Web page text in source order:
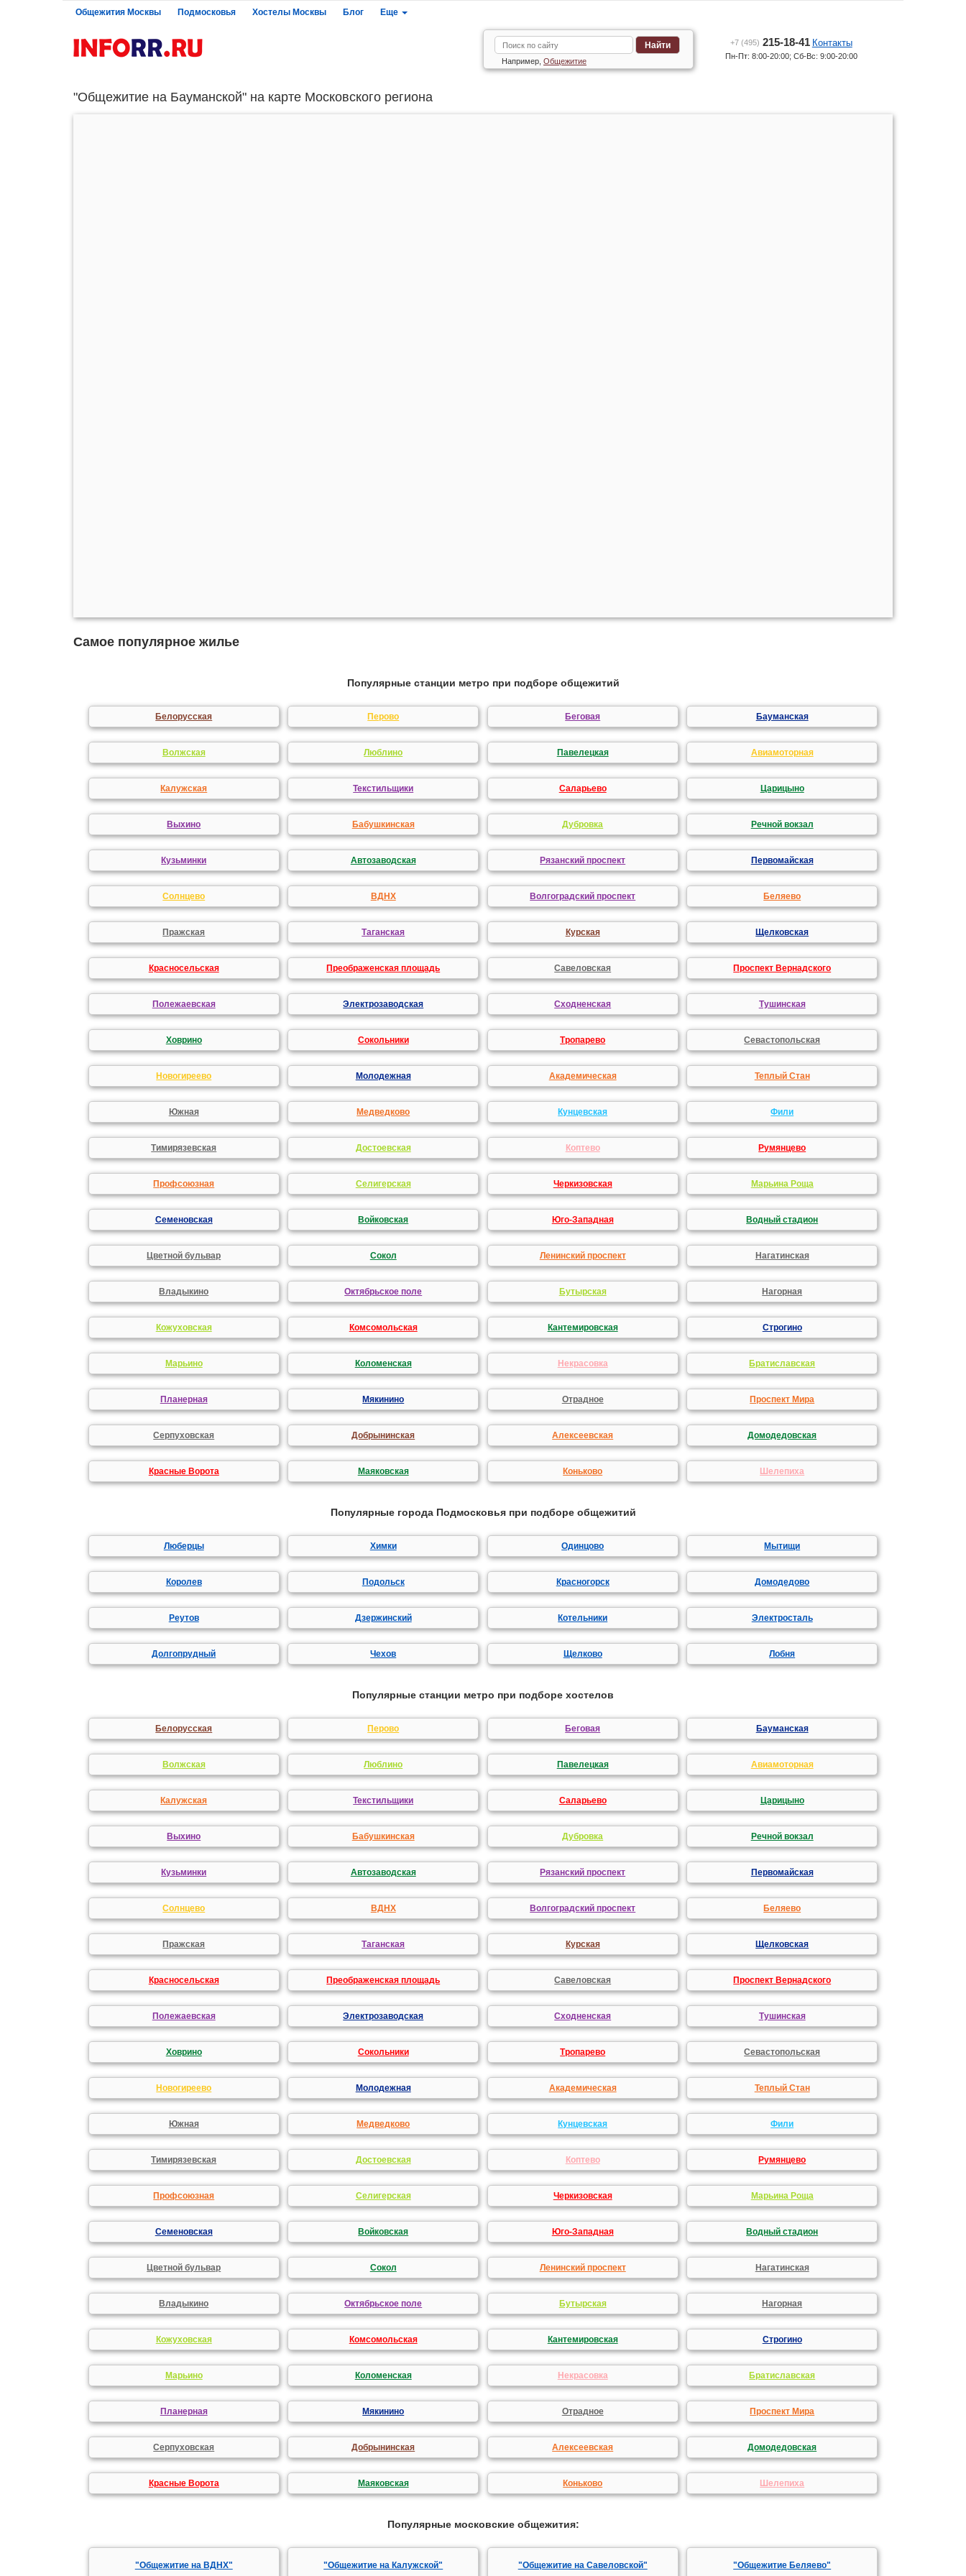
Общежития Москвы Подмосковья Хостелы Москвы Блог Еще
Найти
Например, Общежитие
+7 (495) 215-18-41 Контакты
Пн-Пт: 8:00-20:00; Сб-Вс: 9:00-20:00
"Общежитие на Бауманской" на карте Московского региона
Самое популярное жилье
Популярные станции метро при подборе общежитий
Белорусская Перово Беговая Бауманская
Волжская Люблино Павелецкая Авиамоторная
Калужская Текстильщики Саларьево Царицыно
Выхино Бабушкинская Дубровка Речной вокзал
Кузьминки Автозаводская Рязанский проспект Первомайская
Солнцево ВДНХ Волгоградский проспект Беляево
Пражская Таганская Курская Щелковская
Красносельская Преображенская площадь Савеловская Проспект Вернадского
Полежаевская Электрозаводская Сходненская Тушинская
Ховрино Сокольники Тропарево Севастопольская
Новогиреево Молодежная Академическая Теплый Стан
Южная Медведково Кунцевская Фили
Тимирязевская Достоевская Коптево Румянцево
Профсоюзная Селигерская Черкизовская Марьина Роща
Семеновская Войковская Юго-Западная Водный стадион
Цветной бульвар Сокол Ленинский проспект Нагатинская
Владыкино Октябрьское поле Бутырская Нагорная
Кожуховская Комсомольская Кантемировская Строгино
Марьино Коломенская Некрасовка Братиславская
Планерная Мякинино Отрадное Проспект Мира
Серпуховская Добрынинская Алексеевская Домодедовская
Красные Ворота Маяковская Коньково Шелепиха
Популярные города Подмосковья при подборе общежитий
Люберцы Химки Одинцово Мытищи
Королев Подольск Красногорск Домодедово
Реутов Дзержинский Котельники Электросталь
Долгопрудный Чехов Щелково Лобня
Популярные станции метро при подборе хостелов
Белорусская Перово Беговая Бауманская
Волжская Люблино Павелецкая Авиамоторная
Калужская Текстильщики Саларьево Царицыно
Выхино Бабушкинская Дубровка Речной вокзал
Кузьминки Автозаводская Рязанский проспект Первомайская
Солнцево ВДНХ Волгоградский проспект Беляево
Пражская Таганская Курская Щелковская
Красносельская Преображенская площадь Савеловская Проспект Вернадского
Полежаевская Электрозаводская Сходненская Тушинская
Ховрино Сокольники Тропарево Севастопольская
Новогиреево Молодежная Академическая Теплый Стан
Южная Медведково Кунцевская Фили
Тимирязевская Достоевская Коптево Румянцево
Профсоюзная Селигерская Черкизовская Марьина Роща
Семеновская Войковская Юго-Западная Водный стадион
Цветной бульвар Сокол Ленинский проспект Нагатинская
Владыкино Октябрьское поле Бутырская Нагорная
Кожуховская Комсомольская Кантемировская Строгино
Марьино Коломенская Некрасовка Братиславская
Планерная Мякинино Отрадное Проспект Мира
Серпуховская Добрынинская Алексеевская Домодедовская
Красные Ворота Маяковская Коньково Шелепиха
Популярные московские общежития:
"Общежитие на ВДНХ" "Общежитие на Калужской" "Общежитие на Савеловской" "Общежитие Беляево"